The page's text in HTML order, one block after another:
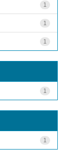
1
1
1
1
1